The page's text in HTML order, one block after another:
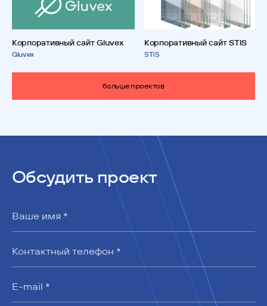
Корпоративный сайт Gluvex
Gluvex
Корпоративный сайт STIS
STiS
больше проектов
Обсудить проект